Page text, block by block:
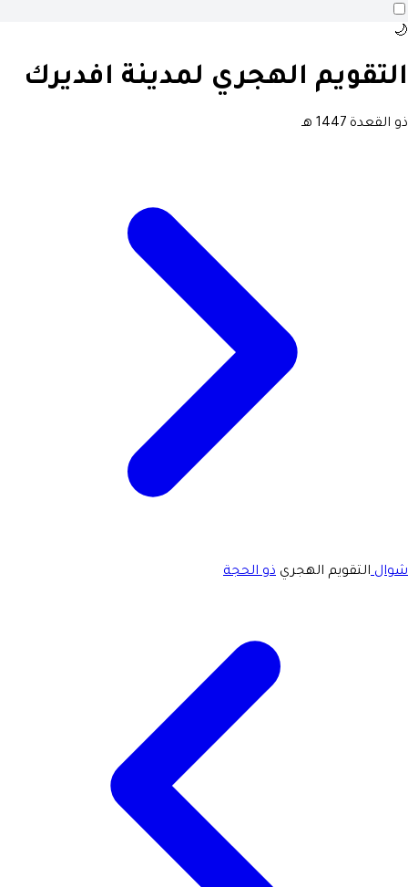
🌙
التقويم الهجري لمدينة افديرك
ذو القعدة 1447 هـ
شوالالتقويم الهجري ذو الحجة